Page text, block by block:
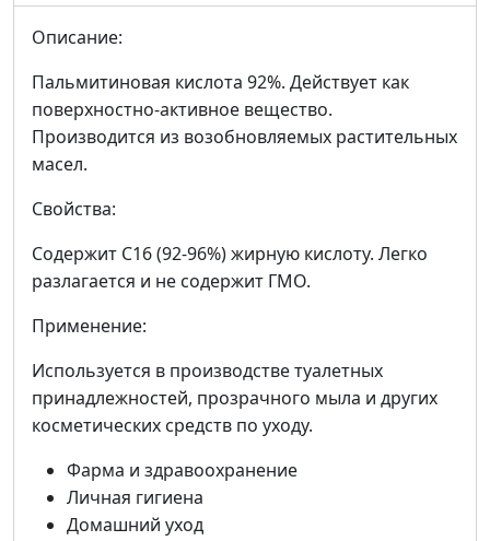
Описание:
Пальмитиновая кислота 92%. Действует как
поверхностно-активное вещество.
Производится из возобновляемых растительных
масел.
Свойства:
Содержит С16 (92-96%) жирную кислоту. Легко
разлагается и не содержит ГМО.
Применение:
Используется в производстве туалетных
принадлежностей, прозрачного мыла и других
косметических средств по уходу.
Фарма и здравоохранение
Личная гигиена
Домашний уход